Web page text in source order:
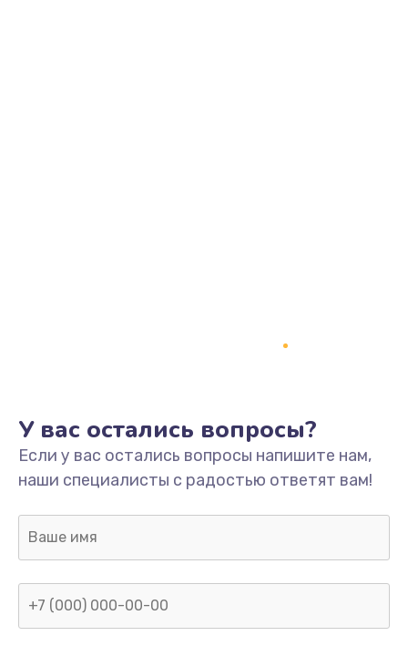
У вас остались вопросы?
Если у вас остались вопросы напишите нам,
наши специалисты с радостью ответят вам!